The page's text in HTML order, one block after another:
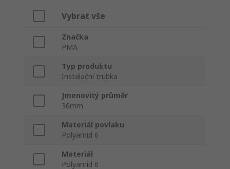
Vybrat vše
Značka
PMA
Typ produktu
Instalační trubka
Jmenovitý průměr
36mm
Materiál povlaku
Polyamid 6
Materiál
Polyamid 6